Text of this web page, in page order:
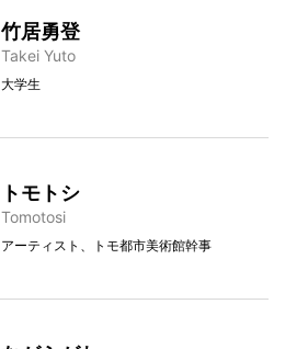
竹居勇登
Takei Yuto
大学生
トモトシ
Tomotosi
アーティスト、トモ都市美術館幹事